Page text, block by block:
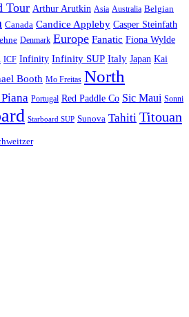
Tour Arthur Arutkin Asia Australia Belgian
Canada Candice Appleby Casper Steinfath
Denmark Europe Fanatic Fiona Wylde
ICF Infinity Infinity SUP Italy Japan Kai
Booth Mo Freitas North
Portugal Red Paddle Co Sic Maui Sonni
Starboard SUP Sunova Tahiti Titouan